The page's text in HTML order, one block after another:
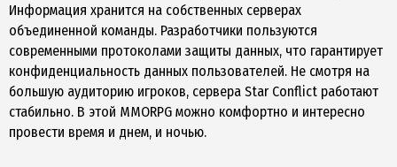
Информация хранится на собственных серверах
объединенной команды. Разработчики пользуются
современными протоколами защиты данных, что гарантирует
конфиденциальность данных пользователей. Не смотря на
большую аудиторию игроков, сервера Star Conflict работают
стабильно. В этой MMORPG можно комфортно и интересно
провести время и днем, и ночью.